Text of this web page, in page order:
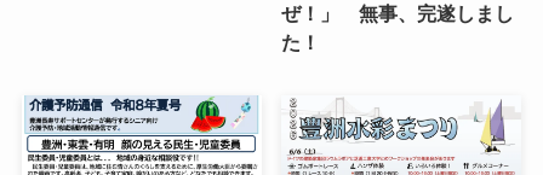
ぜ！」 無事、完遂しまし
た！